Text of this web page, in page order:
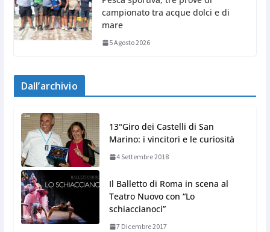
campionato tra acque dolci e di
mare
5 Agosto 2026
Dall’archivio
13°Giro dei Castelli di San
Marino: i vincitori e le curiosità
4 Settembre 2018
Il Balletto di Roma in scena al
Teatro Nuovo con “Lo
schiaccianoci”
7 Dicembre 2017